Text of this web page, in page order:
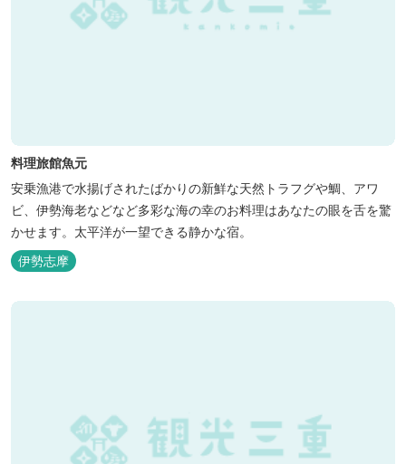
料理旅館魚元
安乗漁港で水揚げされたばかりの新鮮な天然トラフグや鯛、アワ
ビ、伊勢海老などなど多彩な海の幸のお料理はあなたの眼を舌を驚
かせます。太平洋が一望できる静かな宿。
伊勢志摩